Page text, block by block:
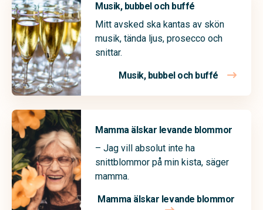
Musik, bubbel och buffé
Mitt avsked ska kantas av skön
musik, tända ljus, prosecco och
snittar.
Musik, bubbel och buffé
Mamma älskar levande blommor
– Jag vill absolut inte ha
snittblommor på min kista, säger
mamma.
Mamma älskar levande blommor